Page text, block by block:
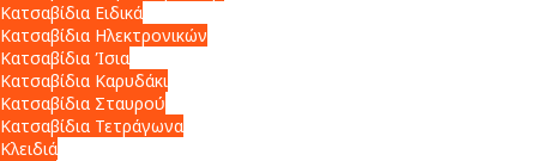
Κατσαβίδια Ειδικά
Κατσαβίδια Ηλεκτρονικών
Κατσαβίδια Ίσια
Κατσαβίδια Καρυδάκι
Κατσαβίδια Σταυρού
Κατσαβίδια Τετράγωνα
Κλειδιά